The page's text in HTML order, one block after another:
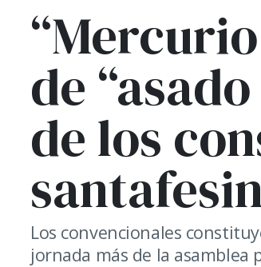
de
de los
Los convencionales
jornada más de la